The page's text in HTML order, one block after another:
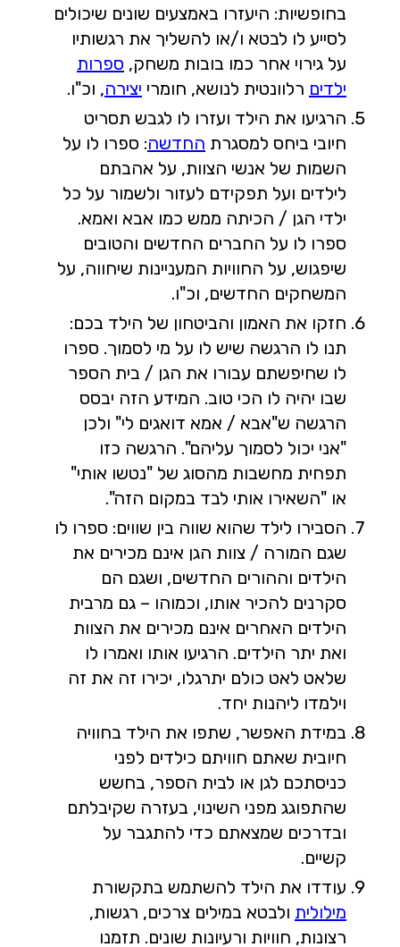
בחופשיות: היעזרו באמצעים שונים שיכולים
לסייע לו לבטא ו/או להשליך את רגשותיו
על גירוי אחר כמו בובות משחק, ספרות
ילדים רלוונטית לנושא, חומרי יצירה, וכ"ו.
הרגיעו את הילד ועזרו לו לגבש תסריט
חיובי ביחס למסגרת החדשה: ספרו לו על
השמות של אנשי הצוות, על אהבתם
לילדים ועל תפקידם לעזור ולשמור על כל
ילדי הגן / הכיתה ממש כמו אבא ואמא.
ספרו לו על החברים החדשים והטובים
שיפגוש, על החוויות המעניינות שיחווה, על
המשחקים החדשים, וכ"ו.
חזקו את האמון והביטחון של הילד בכם:
תנו לו הרגשה שיש לו על מי לסמוך. ספרו
לו שחיפשתם עבורו את הגן / בית הספר
שבו יהיה לו הכי טוב. המידע הזה יבסס
הרגשה ש"אבא / אמא דואגים לי" ולכן
"אני יכול לסמוך עליהם". הרגשה כזו
תפחית מחשבות מהסוג של "נטשו אותי"
או "השאירו אותי לבד במקום הזה".
הסבירו לילד שהוא שווה בין שווים: ספרו לו
שגם המורה / צוות הגן אינם מכירים את
הילדים וההורים החדשים, ושגם הם
סקרנים להכיר אותו, וכמוהו – גם מרבית
הילדים האחרים אינם מכירים את הצוות
ואת יתר הילדים. הרגיעו אותו ואמרו לו
שלאט לאט כולם יתרגלו, יכירו זה את זה
וילמדו ליהנות יחד.
במידת האפשר, שתפו את הילד בחוויה
חיובית שאתם חוויתם כילדים לפני
כניסתכם לגן או לבית הספר, בחשש
שהתפוגג מפני השינוי, בעזרה שקיבלתם
ובדרכים שמצאתם כדי להתגבר על
קשיים.
עודדו את הילד להשתמש בתקשורת
מילולית ולבטא במילים צרכים, רגשות,
רצונות, חוויות ורעיונות שונים. תזמנו